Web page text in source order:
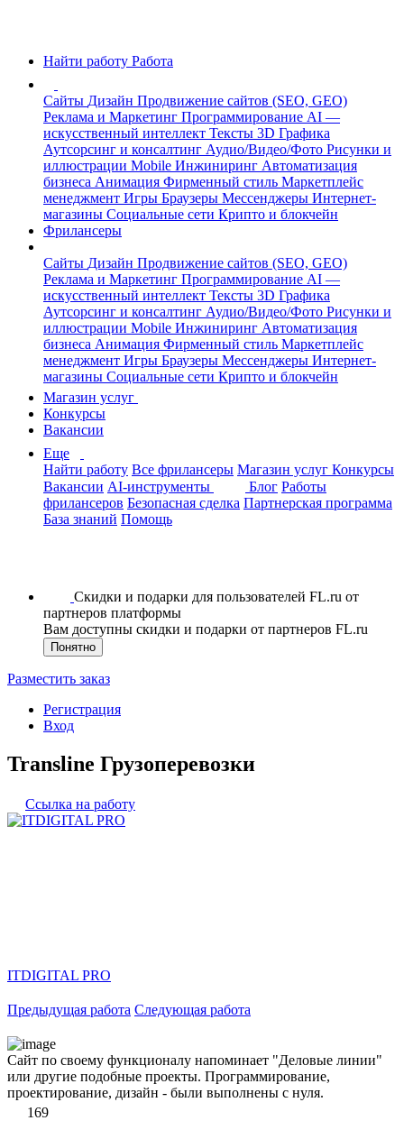
Найти работу Работа
Сайты Дизайн Продвижение сайтов (SEO, GEO)
Реклама и Маркетинг Программирование AI —
искусственный интеллект Тексты 3D Графика
Аутсорсинг и консалтинг Аудио/Видео/Фото Рисунки и
иллюстрации Mobile Инжиниринг Автоматизация
бизнеса Анимация Фирменный стиль Маркетплейс
менеджмент Игры Браузеры Мессенджеры Интернет-
магазины Социальные сети Крипто и блокчейн
Фрилансеры
Сайты Дизайн Продвижение сайтов (SEO, GEO)
Реклама и Маркетинг Программирование AI —
искусственный интеллект Тексты 3D Графика
Аутсорсинг и консалтинг Аудио/Видео/Фото Рисунки и
иллюстрации Mobile Инжиниринг Автоматизация
бизнеса Анимация Фирменный стиль Маркетплейс
менеджмент Игры Браузеры Мессенджеры Интернет-
магазины Социальные сети Крипто и блокчейн
Магазин услуг
Конкурсы
Вакансии
Еще
Найти работу Все фрилансеры Магазин услуг Конкурсы
Вакансии AI-инструменты Блог Работы
фрилансеров Безопасная сделка Партнерская программа
База знаний Помощь
Скидки и подарки для пользователей FL.ru от
партнеров платформы
Вам доступны скидки и подарки от партнеров FL.ru
Понятно
Разместить заказ
Регистрация
Вход
Transline Грузоперевозки
Ссылка на работу
ITDIGITAL PRO
Предыдущая работа Следующая работа
Сайт по своему функционалу напоминает "Деловые линии"
или другие подобные проекты. Программирование,
проектирование, дизайн - были выполнены с нуля.
169